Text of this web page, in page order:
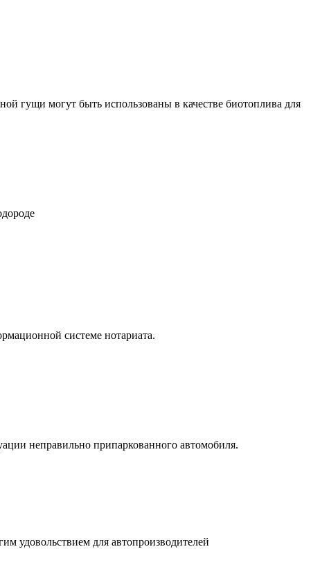
гущи могут быть использованы в качестве биотоплива для
системе нотариата.
неправильно припаркованного автомобиля.